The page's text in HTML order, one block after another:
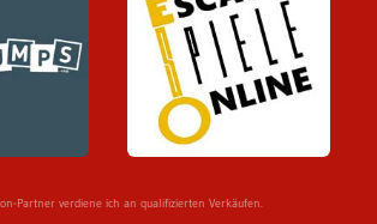
Partner verdiene ich an qualifizierten Verkäufen.